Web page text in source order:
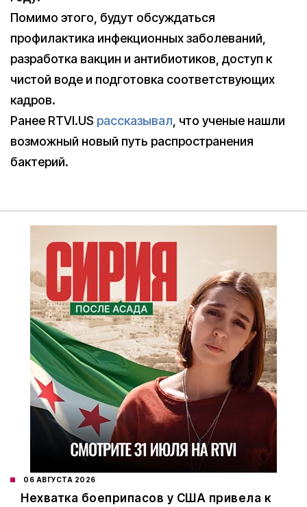
Помимо этого, будут обсуждаться
профилактика инфекционных заболеваний,
разработка вакцин и антибиотиков, доступ к
чистой воде и подготовка соответствующих
кадров.
Ранее RTVI.US рассказывал, что ученые нашли
возможный новый путь распространения
бактерий.
06 АВГУСТА 2026
Нехватка боеприпасов у США привела к